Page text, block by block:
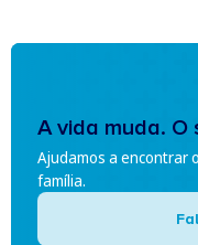
A vida muda. O
Ajudamos a encontrar
família.